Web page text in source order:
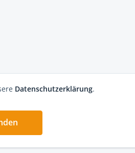
Datenschutzerklärung.